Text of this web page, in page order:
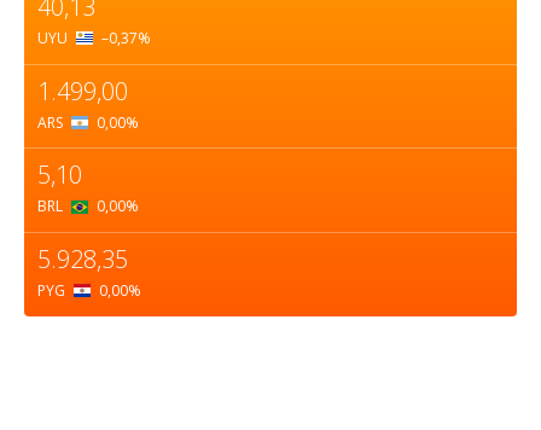
40,13
UYU –0,37%
1.499,00
ARS 0,00%
5,10
BRL 0,00%
5.928,35
PYG 0,00%